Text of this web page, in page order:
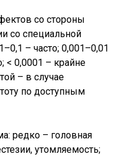
со стороны
со специальной
– часто; 0,001–0,01
< 0,0001 – крайне
– в случае
по доступным
редко – головная
утомляемость;